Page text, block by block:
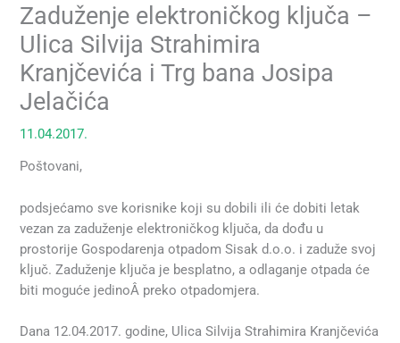
Zaduženje elektroničkog ključa –
Ulica Silvija Strahimira
Kranjčevića i Trg bana Josipa
Jelačića
11.04.2017.
Poštovani,
podsjećamo sve korisnike koji su dobili ili će dobiti letak
vezan za zaduženje elektroničkog ključa, da dođu u
prostorije Gospodarenja otpadom Sisak d.o.o. i zaduže svoj
ključ. Zaduženje ključa je besplatno, a odlaganje otpada će
biti moguće jedinoÂ preko otpadomjera.
Dana 12.04.2017. godine, Ulica Silvija Strahimira Kranjčevića